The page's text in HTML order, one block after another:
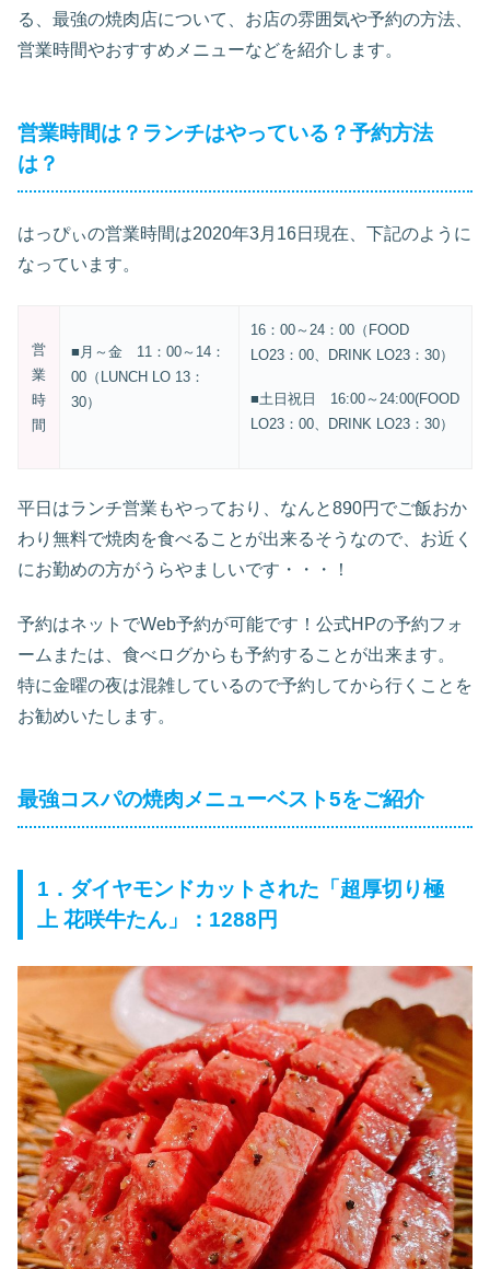
る、最強の焼肉店について、お店の雰囲気や予約の方法、
営業時間やおすすめメニューなどを紹介します。
営業時間は？ランチはやっている？予約方法
は？
はっぴぃの営業時間は2020年3月16日現在、下記のように
なっています。
営
業
時
間
■月～金 11：00～14：
00（LUNCH LO 13：
30）
16：00～24：00（FOOD
LO23：00、DRINK LO23：30）
■土日祝日 16:00～24:00(FOOD
LO23：00、DRINK LO23：30）
平日はランチ営業もやっており、なんと890円でご飯おか
わり無料で焼肉を食べることが出来るそうなので、お近く
にお勤めの方がうらやましいです・・・！
予約はネットでWeb予約が可能です！公式HPの予約フォ
ームまたは、食べログからも予約することが出来ます。
特に金曜の夜は混雑しているので予約してから行くことを
お勧めいたします。
最強コスパの焼肉メニューベスト5をご紹介
1．ダイヤモンドカットされた「超厚切り極
上 花咲牛たん」：1288円